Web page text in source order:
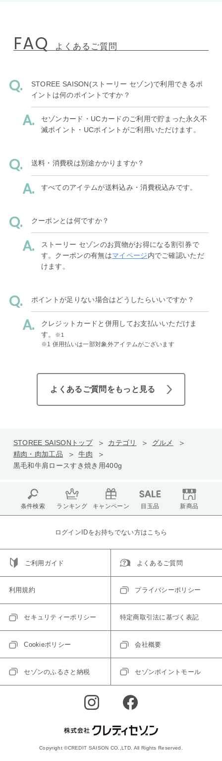
FAQ よくあるご質問
STOREE SAISON(ストーリー セゾン)で利用できるポ
イントは何のポイントですか？
セゾンカード・UCカードのご利用で貯まった永久不
滅ポイント・UCポイントがご利用いただけます。
送料・消費税は別途かかりますか？
すべてのアイテムが送料込み・消費税込みです。
クーポンとは何ですか？
ストーリー セゾンのお買物がお得になる割引券で
す。クーポンの有無はマイページ内でご確認いただ
けます。
ポイントが足りない場合はどうしたらいいですか？
クレジットカードと併用してお支払いいただけま
す。
※1
※1 併用払いは一部対象外アイテムがございます
よくあるご質問をもっと見る
STOREE SAISONトップ カテゴリ
グルメ
精肉・肉加工品
牛肉
黒毛和牛肩ロースすき焼き用400g
条件検索 ランキング キャンペーン 目玉品 新商品
ログインIDをお持ちでない方はこちら
ご利用ガイド よくあるご質問
利用規約 プライバシーポリシー
セキュリティーポリシー 特定商取引法に基づく表記
Cookieポリシー 会社概要
セゾンのふるさと納税 セゾンポイントモール
Copyright ©CREDIT SAISON CO.,LTD. All Rights Reserved.